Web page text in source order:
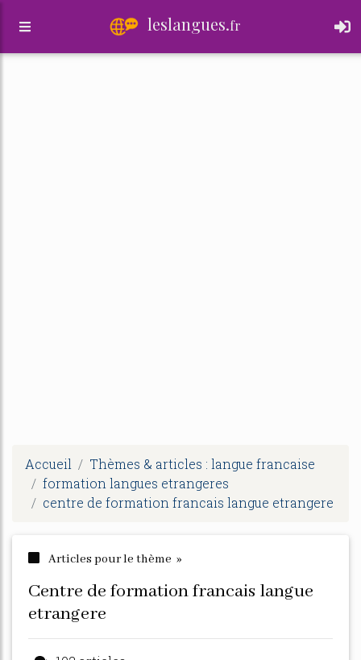
leslangues.fr
Accueil
Thèmes & articles : langue francaise
formation langues etrangeres
centre de formation francais langue etrangere
Articles pour le thème »
centre de formation francais langue
etrangere